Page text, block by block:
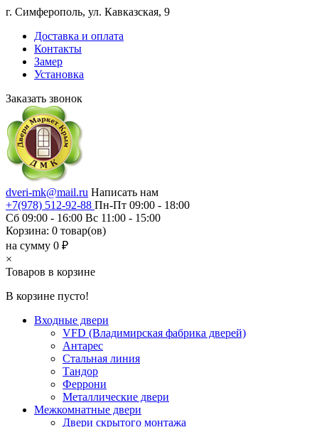
г. Симферополь, ул. Кавказская, 9
Доставка и оплата
Контакты
Замер
Установка
Заказать звонок
dveri-mk@mail.ru Написать нам
+7(978) 512-92-88 Пн-Пт 09:00 - 18:00
Сб 09:00 - 16:00 Вс 11:00 - 15:00
Корзина: 0 товар(ов)
на сумму 0 ₽
×
Товаров в корзине
В корзине пусто!
Входные двери
VFD (Владимирская фабрика дверей)
Антарес
Стальная линия
Тандор
Феррони
Металлические двери
Межкомнатные двери
Двери скрытого монтажа